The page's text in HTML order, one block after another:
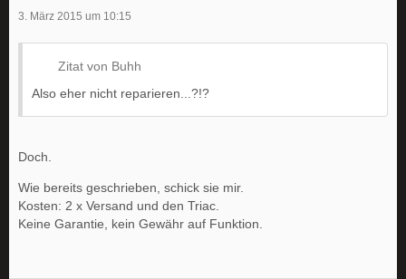
3. März 2015 um 10:15
Zitat von Buhh
Also eher nicht reparieren...?!?
Doch.
Wie bereits geschrieben, schick sie mir.
Kosten: 2 x Versand und den Triac.
Keine Garantie, kein Gewähr auf Funktion.